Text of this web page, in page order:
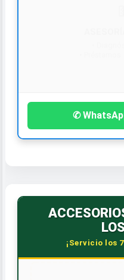
✆
¡Servicio los